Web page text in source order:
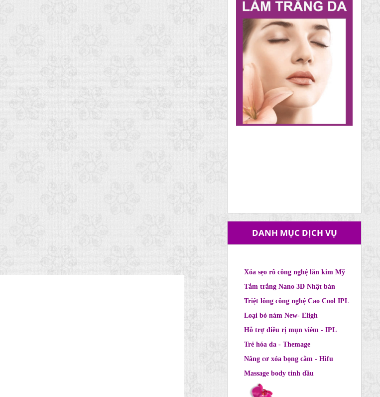
DANH MỤC DỊCH VỤ
Xóa sẹo rỗ công nghệ lăn kim Mỹ
Tắm trắng Nano 3D Nhật bản
Triệt lông công nghệ Cao Cool IPL
Loại bỏ nám New- Eligh
Hỗ trợ điều rị mụn viêm - IPL
Trẻ hóa da - Themage
Nâng cơ xóa bọng cằm - Hifu
Massage body tinh dầu